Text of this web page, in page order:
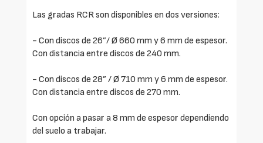
Las gradas RCR son disponibles en dos versiones:
- Con discos de 26”/ Ø 660 mm y 6 mm de espesor.
Con distancia entre discos de 240 mm.
- Con discos de 28” / Ø 710 mm y 6 mm de espesor.
Con distancia entre discos de 270 mm.
Con opción a pasar a 8 mm de espesor dependiendo
del suelo a trabajar.